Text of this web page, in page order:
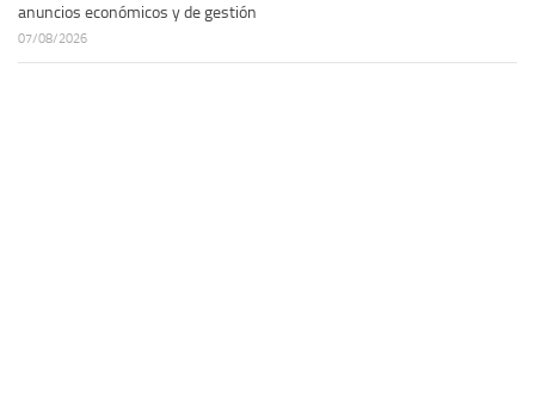
anuncios económicos y de gestión
07/08/2026